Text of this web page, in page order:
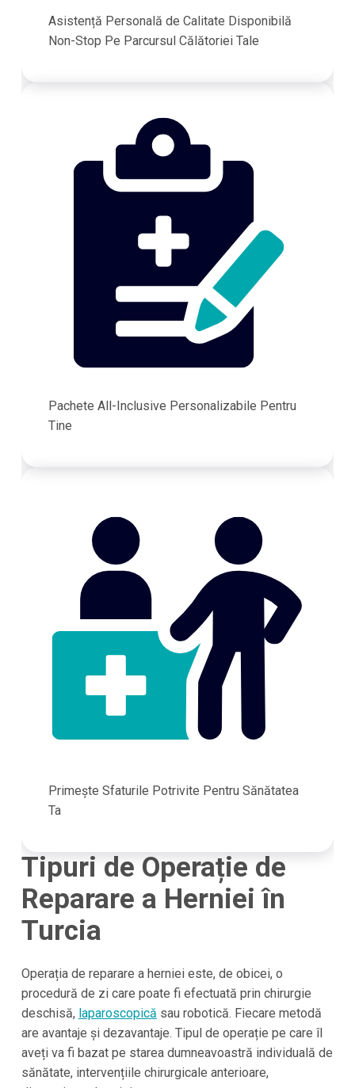
Asistență Personală de Calitate Disponibilă
Non-Stop Pe Parcursul Călătoriei Tale
Pachete All-Inclusive Personalizabile Pentru
Tine
Primește Sfaturile Potrivite Pentru Sănătatea
Ta
Tipuri de Operație de
Reparare a Herniei în
Turcia
Operația de reparare a herniei este, de obicei, o
procedură de zi care poate fi efectuată prin chirurgie
deschisă, laparoscopică sau robotică. Fiecare metodă
are avantaje și dezavantaje. Tipul de operație pe care îl
aveți va fi bazat pe starea dumneavoastră individuală de
sănătate, intervențiile chirurgicale anterioare,